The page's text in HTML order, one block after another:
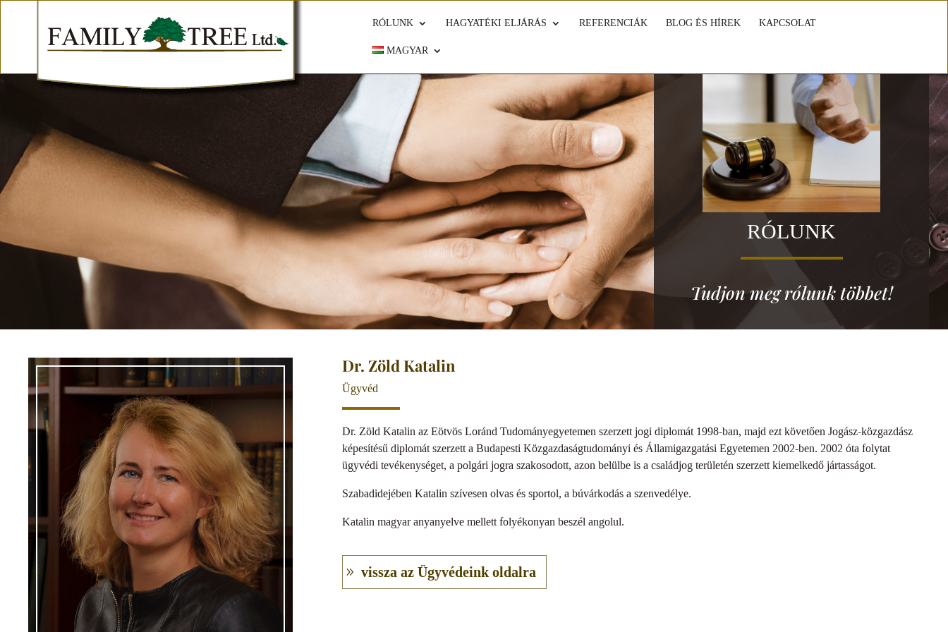
RÓLUNK HAGYATÉKI ELJÁRÁS REFERENCIÁK BLOG ÉS HÍREK KAPCSOLAT
MAGYAR
RÓLUNK
Tudjon meg rólunk többet!
Dr. Zöld Katalin
Ügyvéd
Dr. Zöld Katalin az Eötvös Loránd Tudományegyetemen szerzett jogi diplomát 1998-ban, majd ezt követően Jogász-közgazdász
képesítésű diplomát szerzett a Budapesti Közgazdaságtudományi és Államigazgatási Egyetemen 2002-ben. 2002 óta folytat
ügyvédi tevékenységet, a polgári jogra szakosodott, azon belülbe is a családjog területén szerzett kiemelkedő jártasságot.
Szabadidejében Katalin szívesen olvas és sportol, a búvárkodás a szenvedélye.
Katalin magyar anyanyelve mellett folyékonyan beszél angolul.
vissza az Ügyvédeink oldalra